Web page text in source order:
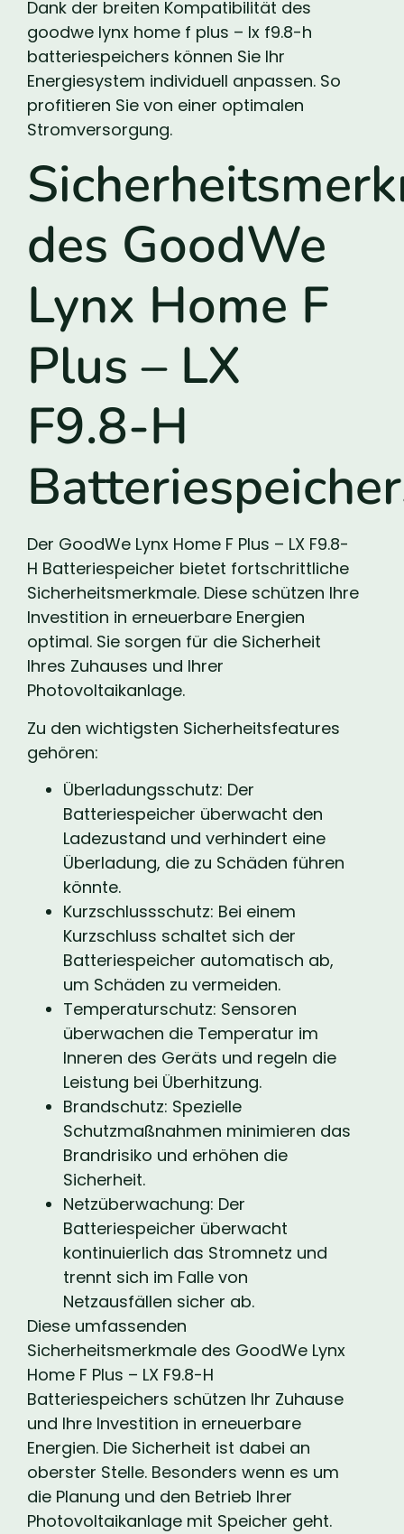
Dank der breiten Kompatibilität des
goodwe lynx home f plus – lx f9.8-h
batteriespeichers können Sie Ihr
Energiesystem individuell anpassen. So
profitieren Sie von einer optimalen
Stromversorgung.
des GoodWe
Lynx Home F
Plus – LX
F9.8-H
Der GoodWe Lynx Home F Plus – LX F9.8-
H Batteriespeicher bietet fortschrittliche
Sicherheitsmerkmale. Diese schützen Ihre
Investition in erneuerbare Energien
optimal. Sie sorgen für die Sicherheit
Ihres Zuhauses und Ihrer
Photovoltaikanlage.
Zu den wichtigsten Sicherheitsfeatures
gehören:
Überladungsschutz: Der
Batteriespeicher überwacht den
Ladezustand und verhindert eine
Überladung, die zu Schäden führen
könnte.
Kurzschlussschutz: Bei einem
Kurzschluss schaltet sich der
Batteriespeicher automatisch ab,
um Schäden zu vermeiden.
Temperaturschutz: Sensoren
überwachen die Temperatur im
Inneren des Geräts und regeln die
Leistung bei Überhitzung.
Brandschutz: Spezielle
Schutzmaßnahmen minimieren das
Brandrisiko und erhöhen die
Sicherheit.
Netzüberwachung: Der
Batteriespeicher überwacht
kontinuierlich das Stromnetz und
trennt sich im Falle von
Netzausfällen sicher ab.
Diese umfassenden
Sicherheitsmerkmale des GoodWe Lynx
Home F Plus – LX F9.8-H
Batteriespeichers schützen Ihr Zuhause
und Ihre Investition in erneuerbare
Energien. Die Sicherheit ist dabei an
oberster Stelle. Besonders wenn es um
die Planung und den Betrieb Ihrer
Photovoltaikanlage mit Speicher geht.